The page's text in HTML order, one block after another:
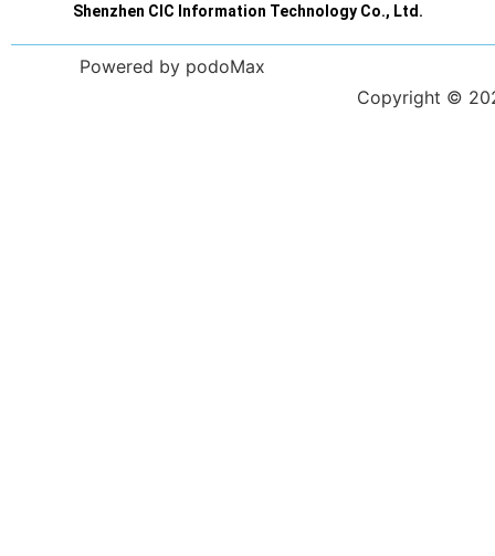
Shenzhen CIC Information Technology Co., Ltd.
Powered by podoMax
Copyright ©